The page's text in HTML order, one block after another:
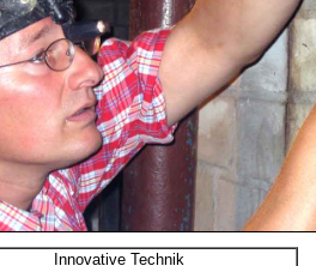
Innovative Technik